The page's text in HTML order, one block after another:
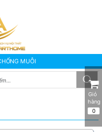
MUỖI
MINH HÒA PHÁT
QUỐC
Giỏ
hàng
0